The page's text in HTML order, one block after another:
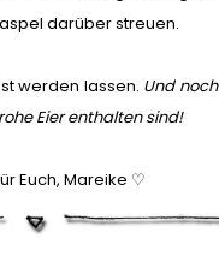
darüber streuen.
werden lassen. Und
Eier enthalten sind!
Euch, Mareike ♡